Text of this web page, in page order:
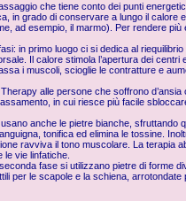
che tiene conto dei punti
in grado di conservare a lungo il calore
ad esempio, il marmo). Per rendere più
in primo luogo ci si dedica al
Il calore stimola l’apertura dei centri
i muscoli, scioglie le contratture e
alle persone che soffrono
in cui riesce più facile
anche le pietre bianche, sfruttando
tonifica ed elimina le tossine.
ravviva il tono muscolare. La terapia
vie linfatiche.
fase si utilizzano pietre di forme
per le scapole e la schiena,